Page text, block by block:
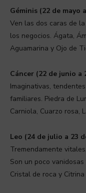
Géminis (22 de mayo
Ven las dos caras de
los negocios. Ágata,
Aguamarina y Ojo de
Cáncer (22 de junio a
Imaginativas,
familiares. Piedra de
Carniola, Cuarzo rosa,
Leo (24 de julio a 23
Tremendamente
Son un poco
Cristal de roca y Citrina